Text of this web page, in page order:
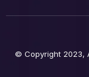
© Copyright 2023,